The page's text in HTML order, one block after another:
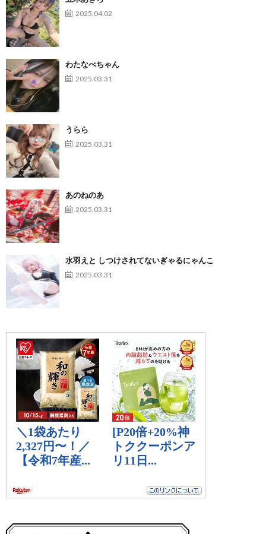
2025.04.02
わたなべちゃん
2025.03.31
うらら
2025.03.31
あのねのあ
2025.03.31
水羽えと しつけされてないぎゃるにゃんこ
2025.03.31